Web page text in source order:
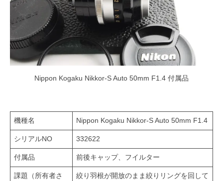
Nippon Kogaku Nikkor-S Auto 50mm F1.4 付属品
機種名 Nippon Kogaku Nikkor-S Auto 50mm F1.4
シリアルNO 332622
付属品 前後キャップ、フイルター
課題（所有者さ
絞り羽根が開放のまま絞りリングを回して